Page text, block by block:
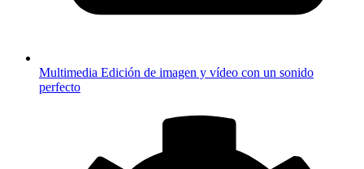
Multimedia Edición de imagen y vídeo con un sonido
perfecto